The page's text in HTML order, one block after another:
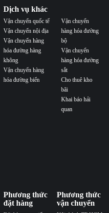
Dịch vụ khác
Vận chuyển quốc tế
Vận chuyển nội địa
Vận chuyển hàng
hóa đường hàng
không
Vận chuyển hàng
hóa đường biển
Vận chuyển
hàng hóa đường
bộ
Vận chuyển
hàng hóa đường
sắt
Cho thuê kho
bãi
Khai báo hải
quan
Phương thức
đặt hàng
Phương thức
vận chuyển